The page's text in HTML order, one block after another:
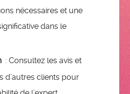
nécessaires et une
dans le
: Consultez les avis et
d’autres clients pour